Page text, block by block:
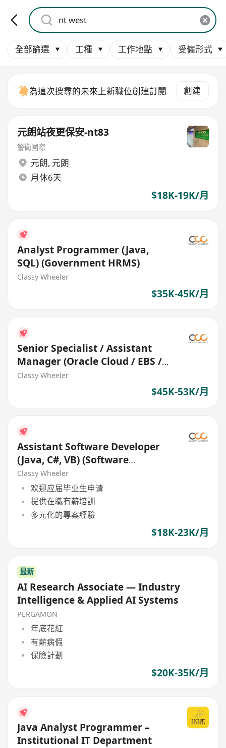
全部篩選 工種 工作地點 受僱形式
為這次搜尋的未來上新職位創建訂閱 創建
元朗站夜更保安-nt83
警衛國際
元朗, 元朗
月休6天
$18K-19K/月
Analyst Programmer (Java,
SQL) (Government HRMS)
Classy Wheeler
$35K-45K/月
Senior Specialist / Assistant
Manager (Oracle Cloud / EBS /
Fusion) (Logistics)
Classy Wheeler
$45K-53K/月
Assistant Software Developer
(Java, C#, VB) (Software
Solutions)
Classy Wheeler
欢迎应届毕业生申请
提供在職有薪培訓
多元化的專案經驗
$18K-23K/月
最新
AI Research Associate — Industry
Intelligence & Applied AI Systems
PERGAMON
年底花紅
有薪病假
保險計劃
$20K-35K/月
Java Analyst Programmer –
Institutional IT Department